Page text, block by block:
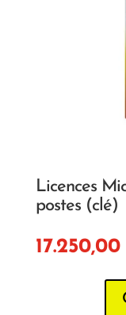
Licences
postes (clé)
17.250,00